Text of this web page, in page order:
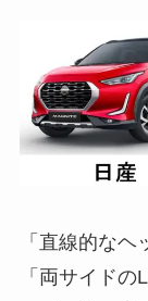
「直線的な
「両サイド